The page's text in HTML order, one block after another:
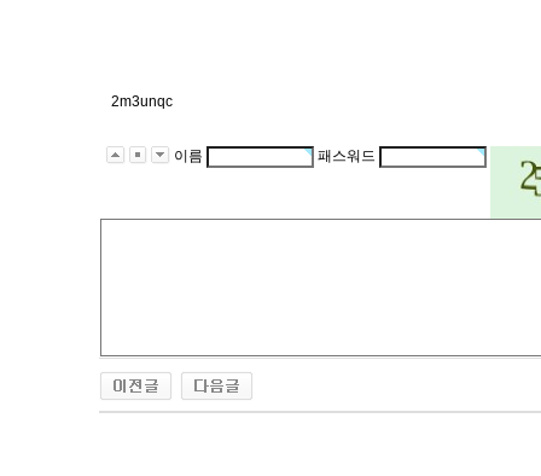
2m3unqc
이름 패스워드